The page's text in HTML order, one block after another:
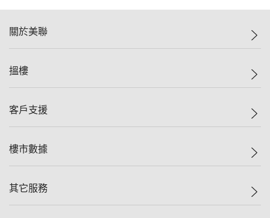
關於美聯
美聯集團
人才招募
搵樓
一手新盤
減價
美聯豪宅
獨家樓盤
客戶支援
自助放盤
查詢熱線
樓市數據
樓價指數
其它服務